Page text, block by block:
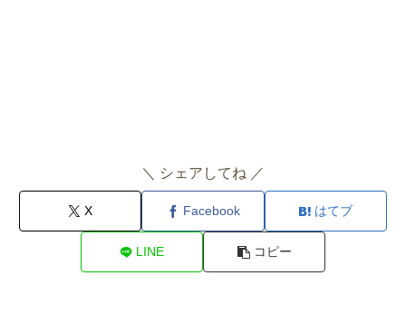
＼ シェアしてね ／
X Facebook はてブ
LINE コピー